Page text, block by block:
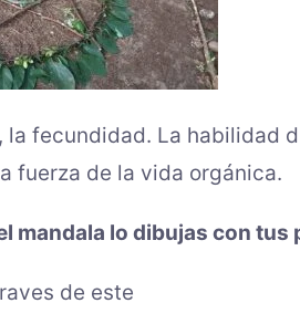
fecundidad. La habilidad
fuerza de la vida orgánica.
mandala lo dibujas con tus
de este